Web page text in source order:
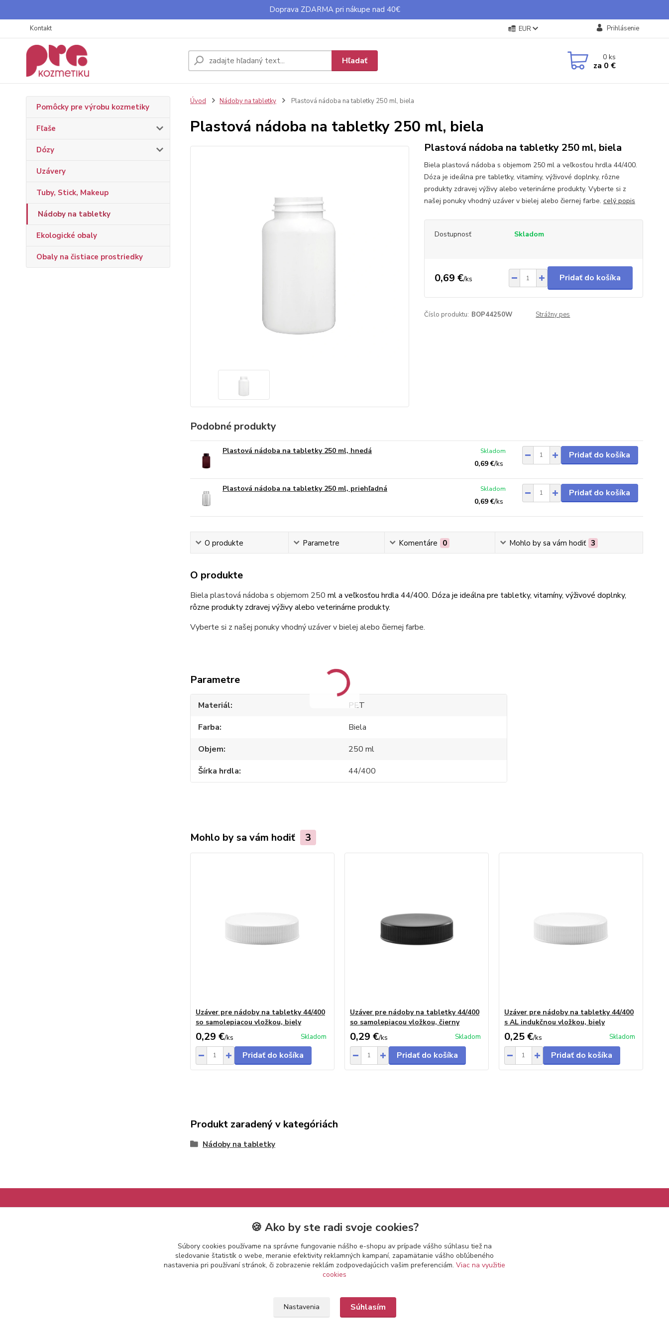
Doprava ZDARMA pri nákupe nad 40€
Kontakt EUR Prihlásenie
Hľadať 0ks
za 0 €
Pomôcky pre výrobu kozmetiky
Fľaše
Dózy
Uzávery
Tuby, Stick, Makeup
Nádoby na tabletky
Ekologické obaly
Obaly na čistiace prostriedky
Úvod Nádoby na tabletky Plastová nádoba na tabletky 250 ml, biela
Plastová nádoba na tabletky 250 ml, biela
Plastová nádoba na tabletky 250 ml, biela
Biela plastová nádoba s objemom 250 ml a veľkosťou hrdla 44/400.
Dóza je ideálna pre tabletky, vitamíny, výživové doplnky, rôzne
produkty zdravej výživy alebo veterinárne produkty. Vyberte si z
našej ponuky vhodný uzáver v bielej alebo čiernej farbe. celý popis
Dostupnosť Skladom
0,69 €/ks Pridať do košíka
Číslo produktu: BOP44250W Strážny pes
Podobné produkty
Plastová nádoba na tabletky 250 ml, hnedá
0,69 €/ks
Skladom Pridať do košíka
Plastová nádoba na tabletky 250 ml, priehľadná
0,69 €/ks
Skladom Pridať do košíka
O produkte Parametre Komentáre 0 Mohlo by sa vám hodiť 3
O produkte
Biela plastová nádoba s objemom 250 ml a veľkosťou hrdla 44/400. Dóza je ideálna pre tabletky, vitamíny, výživové doplnky,
rôzne produkty zdravej výživy alebo veterinárne produkty.
Vyberte si z našej ponuky vhodný uzáver v bielej alebo čiernej farbe.
Parametre
Materiál
PET
Farba
Biela
Objem
250 ml
Šírka hrdla
44/400
Mohlo by sa vám hodiť 3
Uzáver pre nádoby na tabletky 44/400
so samolepiacou vložkou, biely
0,29 €/ks Skladom
Pridať do košíka
Uzáver pre nádoby na tabletky 44/400
so samolepiacou vložkou, čierny
0,29 €/ks Skladom
Pridať do košíka
Uzáver pre nádoby na tabletky 44/400
s AL indukčnou vložkou, biely
0,25 €/ks Skladom
Pridať do košíka
Produkt zaradený v kategóriách
Nádoby na tabletky
🍪 Ako by ste radi svoje cookies?
Súbory cookies používame na správne fungovanie nášho e-shopu av prípade vášho súhlasu tiež na
sledovanie štatistík o webe, meranie efektivity reklamných kampaní, zapamätanie vášho obľúbeného
nastavenia pri používaní stránok, či zobrazenie reklám zodpovedajúcich vašim preferenciám. Viac na využitie
cookies
Nastavenia Súhlasím